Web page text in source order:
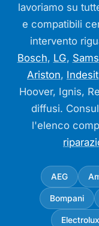
lavoriamo su
e compatibili
intervento
Bosch, LG,
Ariston, Indesit
Hoover, Ignis,
diffusi.
l'elenco
AEG
Bompani
Electrolux